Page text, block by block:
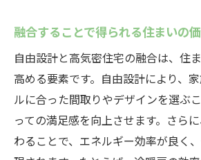
融合することで得られる住まいの
自由設計と高気密住宅の融合は、住
高める要素です。自由設計により、
ルに合った間取りやデザインを選ぶ
っての満足感を向上させます。さら
わることで、エネルギー効率が良く